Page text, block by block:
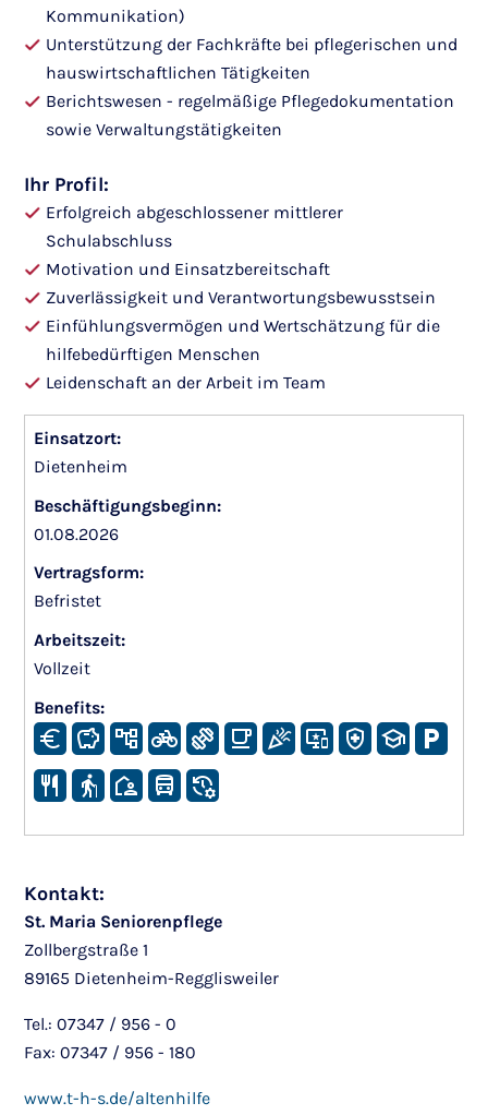
Kommunikation)
Unterstützung der Fachkräfte bei pflegerischen und
hauswirtschaftlichen Tätigkeiten
Berichtswesen - regelmäßige Pflegedokumentation
sowie Verwaltungstätigkeiten
Ihr Profil:
Erfolgreich abgeschlossener mittlerer
Schulabschluss
Motivation und Einsatzbereitschaft
Zuverlässigkeit und Verantwortungsbewusstsein
Einfühlungsvermögen und Wertschätzung für die
hilfebedürftigen Menschen
Leidenschaft an der Arbeit im Team
Einsatzort:
Dietenheim
Beschäftigungsbeginn:
01.08.2026
Vertragsform:
Befristet
Arbeitszeit:
Vollzeit
Benefits:
Kontakt:
St. Maria Seniorenpflege
Zollbergstraße 1
89165 Dietenheim-Regglisweiler
Tel.: 07347 / 956 - 0
Fax: 07347 / 956 - 180
www.t-h-s.de/altenhilfe